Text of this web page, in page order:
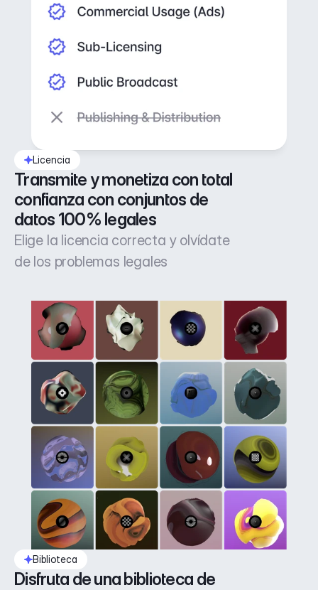
Licencia
Transmite y monetiza con total
confianza con conjuntos de
datos 100% legales
Elige la licencia correcta y olvídate
de los problemas legales
Biblioteca
Disfruta de una biblioteca de